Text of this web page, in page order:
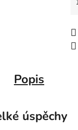
Popis
úspěchy